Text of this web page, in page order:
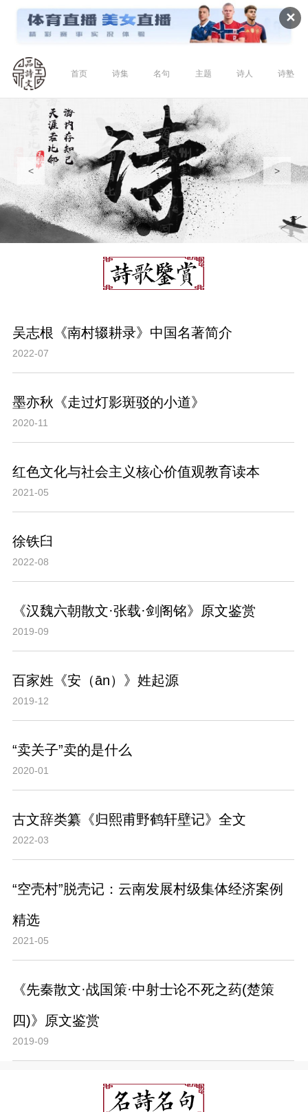
✕
首页 诗集 名句 主题 诗人 诗塾
< >
吴志根《南村辍耕录》中国名著简介
2022-07
墨亦秋《走过灯影斑驳的小道》
2020-11
红色文化与社会主义核心价值观教育读本
2021-05
徐铁臼
2022-08
《汉魏六朝散文·张载·剑阁铭》原文鉴赏
2019-09
百家姓《安（ān）》姓起源
2019-12
“卖关子”卖的是什么
2020-01
古文辞类纂《归熙甫野鹤轩壁记》全文
2022-03
“空壳村”脱壳记：云南发展村级集体经济案例
精选
2021-05
《先秦散文·战国策·中射士论不死之药(楚策
四)》原文鉴赏
2019-09